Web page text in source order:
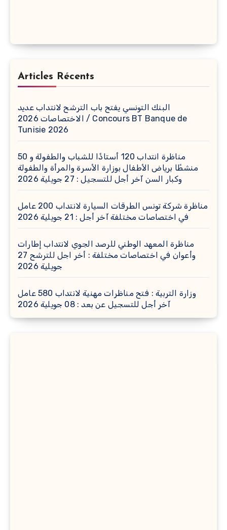
Articles Récents
البنك التونسي يفتح باب الترشح لانتداب عديد
الاختصاصات 2026 / Concours BT Banque de
Tunisie 2026
مناظرة انتداب 120 أستاذًا للشباب والطفولة و 50
منشطًا برياض الأطفال بوزارة الأسرة والمرأة والطفولة
وكبار السن آخر أجل للتسجيل : 27 جويلية 2026
مناظرة شركة تونس الطرقات السيارة لانتداب 200 عامل
في اختصاصات مختلفة آخر أجل : 21 جويلية 2026
مناظرة المعهد الوطني للرصد الجوي لانتداب إطارات
وأعوان في اختصاصات مختلفة : أخر اجل للترشح 27
جويلية 2026
وزارة التربية : فتح مناظرات مهنية لانتداب 580 عامل
آخر أجل للتسجيل عن بعد : 08 جويلية 2026